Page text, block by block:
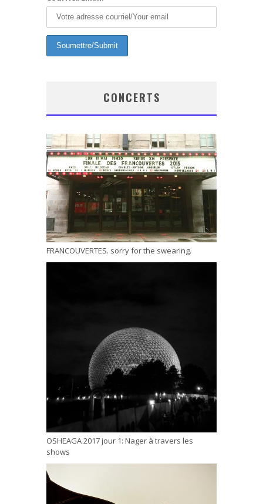
CONCERTS
FRANCOUVERTES. sorry for the swearing.
OSHEAGA 2017 jour 1: Nager à travers les
shows